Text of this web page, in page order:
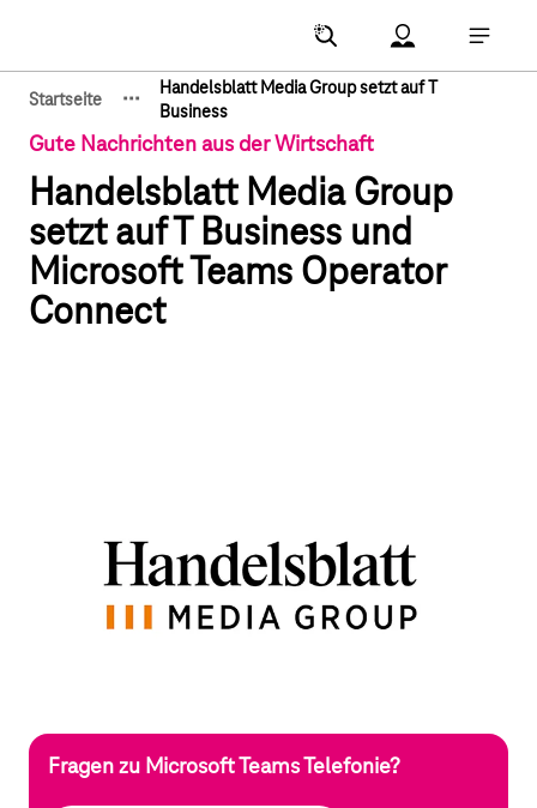
Account Menu
Startseite
Zeige verborgene Breadcrumb-Elemente
···
Handelsblatt Media Group setzt auf T
Business
Gute Nachrichten aus der Wirtschaft
Handelsblatt Media Group
setzt auf T Business und
Microsoft Teams Operator
Connect
Fragen zu Microsoft Teams Telefonie?